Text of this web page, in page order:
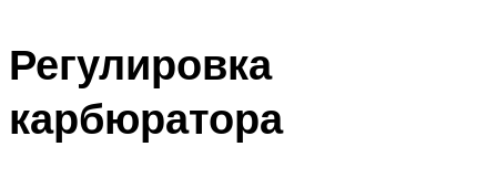
Регулировка
карбюратора